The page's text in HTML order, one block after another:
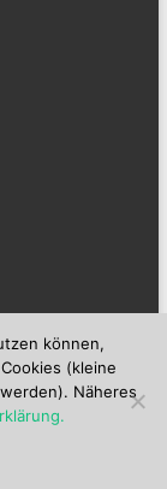
Theme
WordPress
können,
(kleine
Näheres